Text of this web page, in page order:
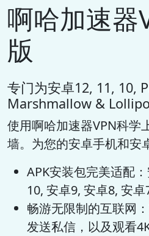
啊哈加速器
版
专门为安卓12, 11, 10,
Marshmallow &
使用啊哈加速器VPN科学
墙。为您的安卓手机和安
APK安装包完美适配
10, 安卓9, 安卓8, 安
畅游无限制的互联网
发送私信，以及观看